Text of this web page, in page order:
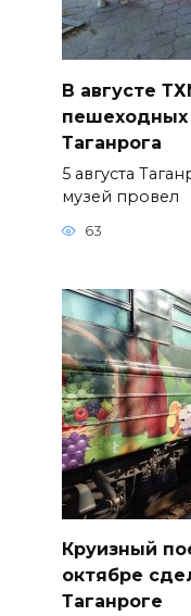
В августе
пешеходных
Таганрога
5 августа
музей провел
63
Круизный
октябре
Таганроге